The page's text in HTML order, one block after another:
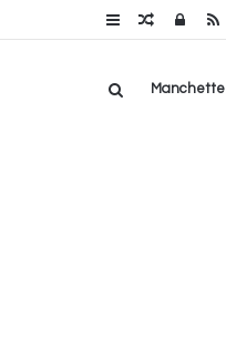
عمودمقالتسجيلRSS
Manchette بحث